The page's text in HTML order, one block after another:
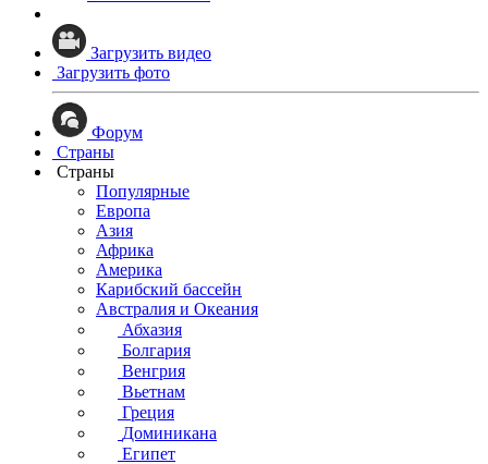
Загрузить видео
Загрузить фото
Форум
Страны
Страны
Популярные
Европа
Азия
Африка
Америка
Карибский бассейн
Австралия и Океания
Абхазия
Болгария
Венгрия
Вьетнам
Греция
Доминикана
Египет